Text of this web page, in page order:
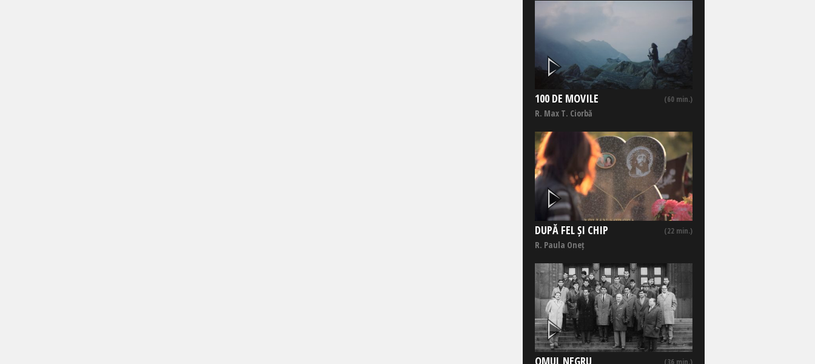
100 DE MOVILE (60 min.)
R. Max T. Ciorbă
DUPĂ FEL ȘI CHIP (22 min.)
R. Paula Oneț
OMUL NEGRU (36 min.)